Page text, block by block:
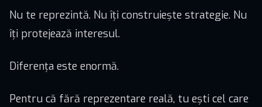
Nu te reprezintă. Nu îți construiește strategie. Nu
îți protejează interesul.
Diferența este enormă.
Pentru că fără reprezentare reală, tu ești cel care